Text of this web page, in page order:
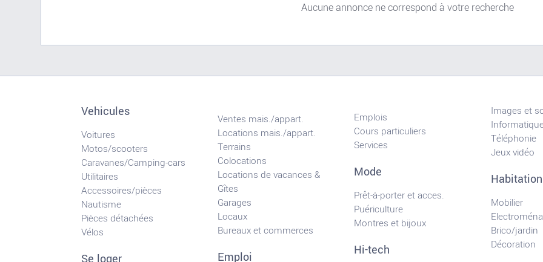
Aucune annonce ne correspond à votre recherche
Vehicules
Voitures
Motos/scooters
Caravanes/Camping-cars
Utilitaires
Accessoires/pièces
Nautisme
Pièces détachées
Vélos
Ventes mais./appart.
Locations mais./appart.
Terrains
Colocations
Locations de vacances &
Gîtes
Garages
Locaux
Bureaux et commerces
Emploi
Emplois
Cours particuliers
Services
Mode
Prêt-à-porter et acces.
Puériculture
Montres et bijoux
Hi-tech
Images et
Téléphonie
Jeux vidéo
Habitation
Mobilier
Brico/jardin
Décoration